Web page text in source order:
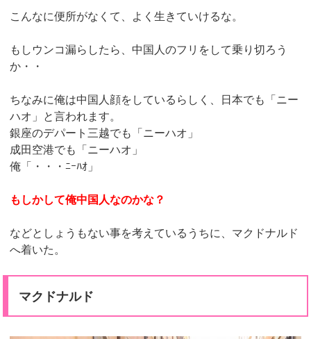
こんなに便所がなくて、よく生きていけるな。
もしウンコ漏らしたら、中国人のフリをして乗り切ろう
か・・
ちなみに俺は中国人顔をしているらしく、日本でも「ニー
ハオ」と言われます。
銀座のデパート三越でも「ニーハオ」
成田空港でも「ニーハオ」
俺「・・・ﾆｰﾊｵ」
もしかして俺中国人なのかな？
などとしょうもない事を考えているうちに、マクドナルド
へ着いた。
マクドナルド